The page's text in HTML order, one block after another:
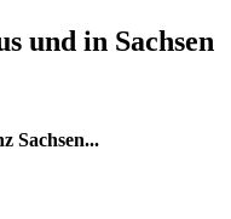
und in Sachsen
Sachsen...